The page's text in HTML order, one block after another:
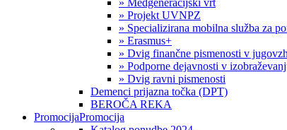
» Projekt UVNPZ
» Specializirana mobilna služba za
» Erasmus+
» Dvig finančne pismenosti v
» Podporne dejavnosti v
» Dvig ravni pismenosti
Demenci prijazna točka (DPT)
BEROČA REKA
PromocijaPromocija